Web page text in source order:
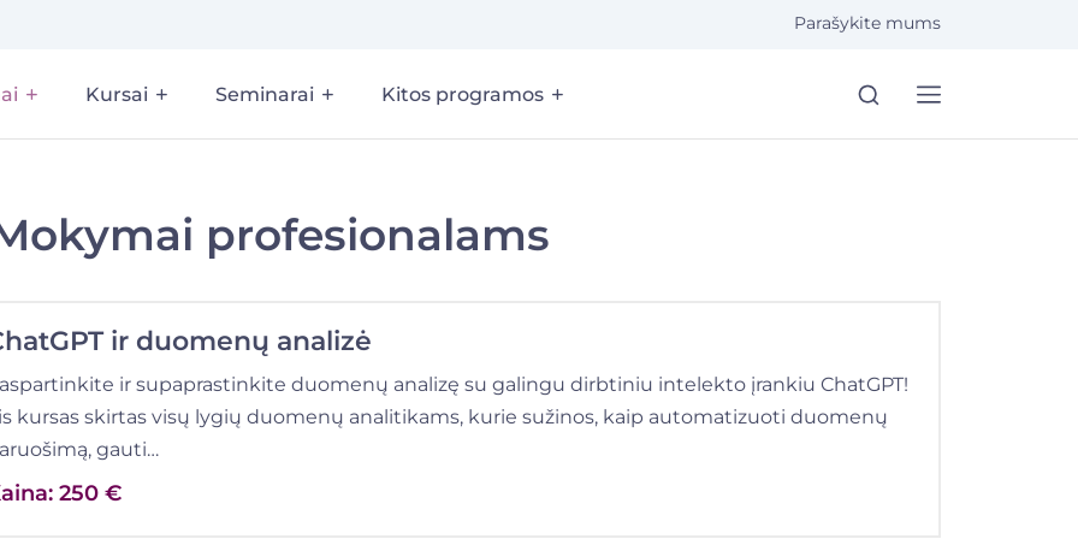
Parašykite mums
Kursai Seminarai Kitos programos
profesionalams
ir duomenų analizė
ir supaprastinkite duomenų analizę su galingu dirbtiniu intelekto įrankiu ChatGPT!
kursas skirtas visų lygių duomenų analitikams, kurie sužinos, kaip automatizuoti duomenų
gauti…
250 €